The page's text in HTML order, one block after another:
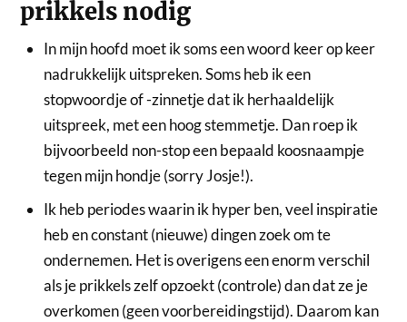
prikkels nodig
In mijn hoofd moet ik soms een woord keer op keer
nadrukkelijk uitspreken. Soms heb ik een
stopwoordje of -zinnetje dat ik herhaaldelijk
uitspreek, met een hoog stemmetje. Dan roep ik
bijvoorbeeld non-stop een bepaald koosnaampje
tegen mijn hondje (sorry Josje!).
Ik heb periodes waarin ik hyper ben, veel inspiratie
heb en constant (nieuwe) dingen zoek om te
ondernemen. Het is overigens een enorm verschil
als je prikkels zelf opzoekt (controle) dan dat ze je
overkomen (geen voorbereidingstijd). Daarom kan